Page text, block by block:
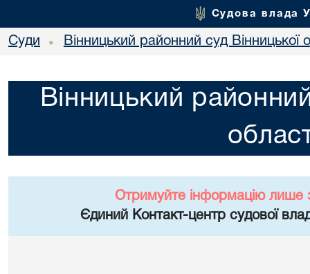
Судова влада
Суди • Вінницький районний суд Вінницької
Вінницький
Отримуйте інформацію лише
Єдиний Контакт-центр судової